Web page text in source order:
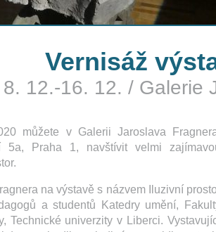
Vernisáž
8. 12.-16. 12. / Galerie
můžete v Galerii Jaroslava
5a, Praha 1, navštívit velmi
na výstavě s názvem Iluzivní
a studentů Katedry umění,
Technické univerzity v Liberci.